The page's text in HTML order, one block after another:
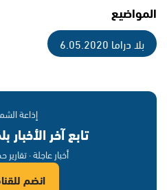
المواضيع
بلا دراما 6.05.2020
إذاعة
تابع آخر
أخبار عاجلة ·
انضم